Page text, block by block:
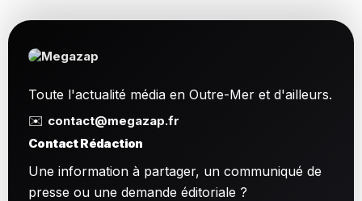
Toute l'actualité média en Outre-Mer et d'ailleurs.
✉️ contact@megazap.fr
Contact Rédaction
Une information à partager, un communiqué de
presse ou une demande éditoriale ?